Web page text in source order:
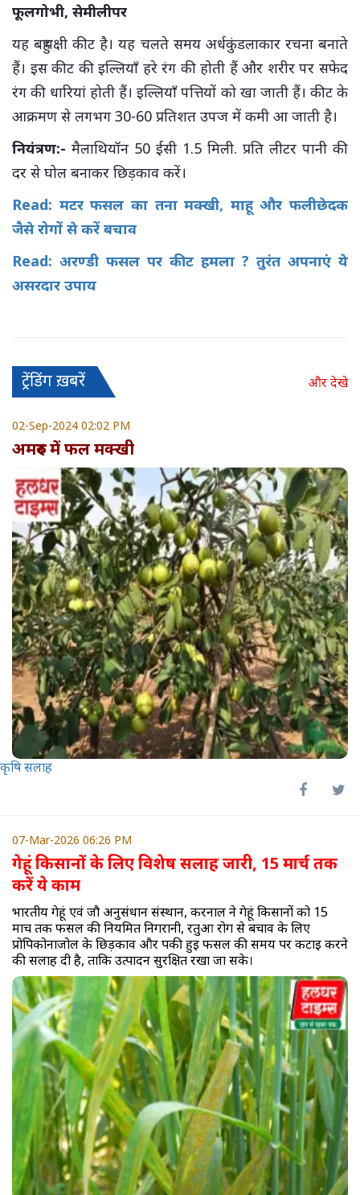
फूलगोभी, सेमीलीपर
यह बहुभक्षी कीट है। यह चलते समय अर्धकुंडलाकार रचना बनाते
हैं। इस कीट की इल्लियाँ हरे रंग की होती हैं और शरीर पर सफेद
रंग की धारियां होती हैं। इल्लियाँ पत्तियों को खा जाती हैं। कीट के
आक्रमण से लगभग 30-60 प्रतिशत उपज में कमी आ जाती है।
नियंत्रण:- मैलाथियॉन 50 ईसी 1.5 मिली. प्रति लीटर पानी की
दर से घोल बनाकर छिड़काव करें।
Read: मटर फसल का तना मक्खी, माहू और फलीछेदक
जैसे रोगों से करें बचाव
Read: अरण्डी फसल पर कीट हमला ? तुरंत अपनाएं ये
असरदार उपाय
ट्रेंडिंग ख़बरें और देखे
02-Sep-2024 02:02 PM
अमरुद में फल मक्खी
कृषि सलाह
07-Mar-2026 06:26 PM
गेहूं किसानों के लिए विशेष सलाह जारी, 15 मार्च तक
करें ये काम
भारतीय गेहूं एवं जौ अनुसंधान संस्थान, करनाल ने गेहूं किसानों को 15
मार्च तक फसल की नियमित निगरानी, रतुआ रोग से बचाव के लिए
प्रोपिकोनाजोल के छिड़काव और पकी हुई फसल की समय पर कटाई करने
की सलाह दी है, ताकि उत्पादन सुरक्षित रखा जा सके।